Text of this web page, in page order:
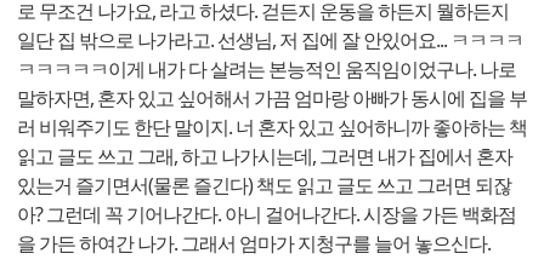
로 무조건 나가요, 라고 하셨다. 걷든지 운동을 하든지 뭘하든지
일단 집 밖으로 나가라고. 선생님, 저 집에 잘 안있어요... ㅋㅋㅋㅋ
ㅋㅋㅋㅋㅋ이게 내가 다 살려는 본능적인 움직임이었구나. 나로
말하자면, 혼자 있고 싶어해서 가끔 엄마랑 아빠가 동시에 집을 부
러 비워주기도 한단 말이지. 너 혼자 있고 싶어하니까 좋아하는 책
읽고 글도 쓰고 그래, 하고 나가시는데, 그러면 내가 집에서 혼자
있는거 즐기면서(물론 즐긴다) 책도 읽고 글도 쓰고 그러면 되잖
아? 그런데 꼭 기어나간다. 아니 걸어나간다. 시장을 가든 백화점
을 가든 하여간 나가. 그래서 엄마가 지청구를 늘어 놓으신다.